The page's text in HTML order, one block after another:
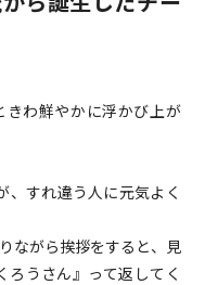
わ鮮やかに浮かび上が
、すれ違う人に元気よく
ながら挨拶をすると、見
うさん』って返してく